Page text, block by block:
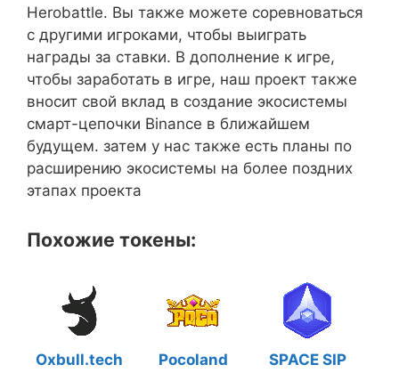
Herobattle. Вы также можете соревноваться
с другими игроками, чтобы выиграть
награды за ставки. В дополнение к игре,
чтобы заработать в игре, наш проект также
вносит свой вклад в создание экосистемы
смарт-цепочки Binance в ближайшем
будущем. затем у нас также есть планы по
расширению экосистемы на более поздних
этапах проекта
Похожие токены:
Oxbull.tech Pocoland SPACE SIP